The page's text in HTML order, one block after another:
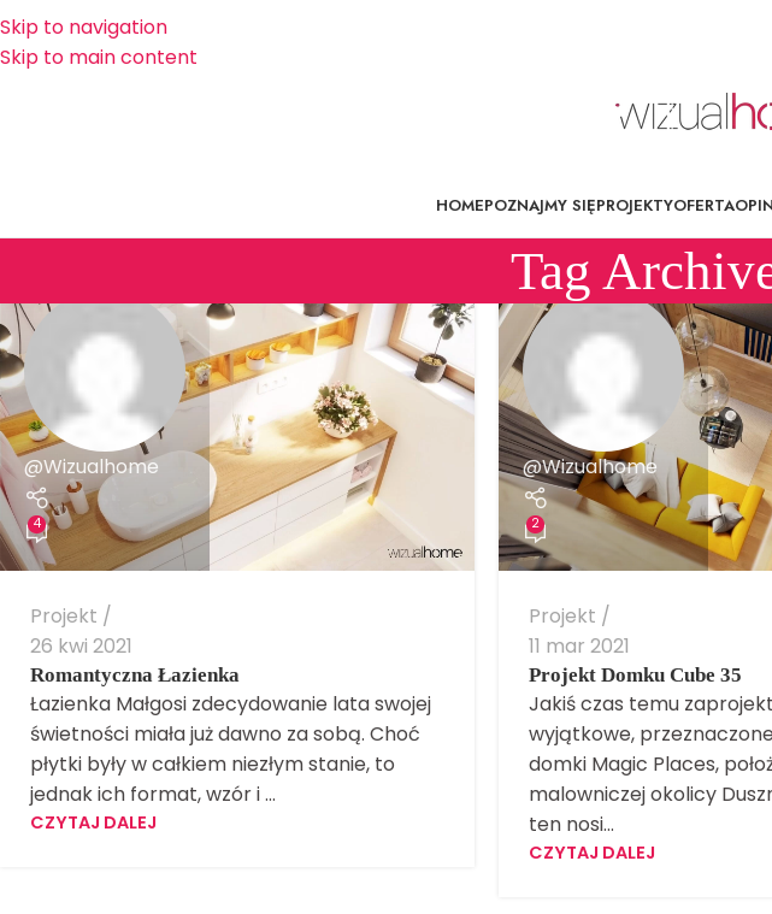
Skip to navigation
Skip to main content
HOMEPOZNAJMY SIĘPROJEKTYOFERTA
Tag
@Wizualhome
4
Projekt
26 kwi 2021
Romantyczna Łazienka
Łazienka Małgosi zdecydowanie lata swojej
świetności miała już dawno za sobą. Choć
płytki były w całkiem niezłym stanie, to
jednak ich format, wzór i ...
CZYTAJ DALEJ
@Wizualhome
2
Projekt
11 mar 2021
Projekt Domku Cube 35
Jakiś czas temu
wyjątkowe,
domki Magic Places,
malowniczej okolicy
ten nosi...
CZYTAJ DALEJ